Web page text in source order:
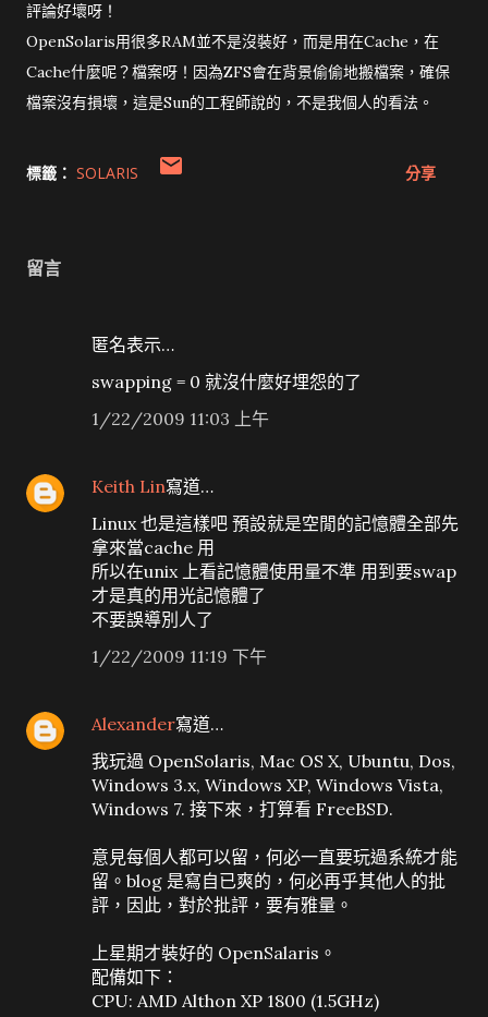
評論好壞呀！
OpenSolaris用很多RAM並不是沒裝好，而是用在Cache，在
Cache什麼呢？檔案呀！因為ZFS會在背景偷偷地搬檔案，確保
檔案沒有損壞，這是Sun的工程師說的，不是我個人的看法。
標籤： SOLARIS 分享
留言
匿名表示…
swapping = 0 就沒什麼好埋怨的了
1/22/2009 11:03 上午
Keith Lin寫道…
Linux 也是這樣吧 預設就是空閒的記憶體全部先
拿來當cache 用
所以在unix 上看記憶體使用量不準 用到要swap
才是真的用光記憶體了
不要誤導別人了
1/22/2009 11:19 下午
Alexander寫道…
我玩過 OpenSolaris, Mac OS X, Ubuntu, Dos,
Windows 3.x, Windows XP, Windows Vista,
Windows 7. 接下來，打算看 FreeBSD.
意見每個人都可以留，何必一直要玩過系統才能
留。blog 是寫自已爽的，何必再乎其他人的批
評，因此，對於批評，要有雅量。
上星期才裝好的 OpenSalaris。
配備如下：
CPU: AMD Althon XP 1800 (1.5GHz)